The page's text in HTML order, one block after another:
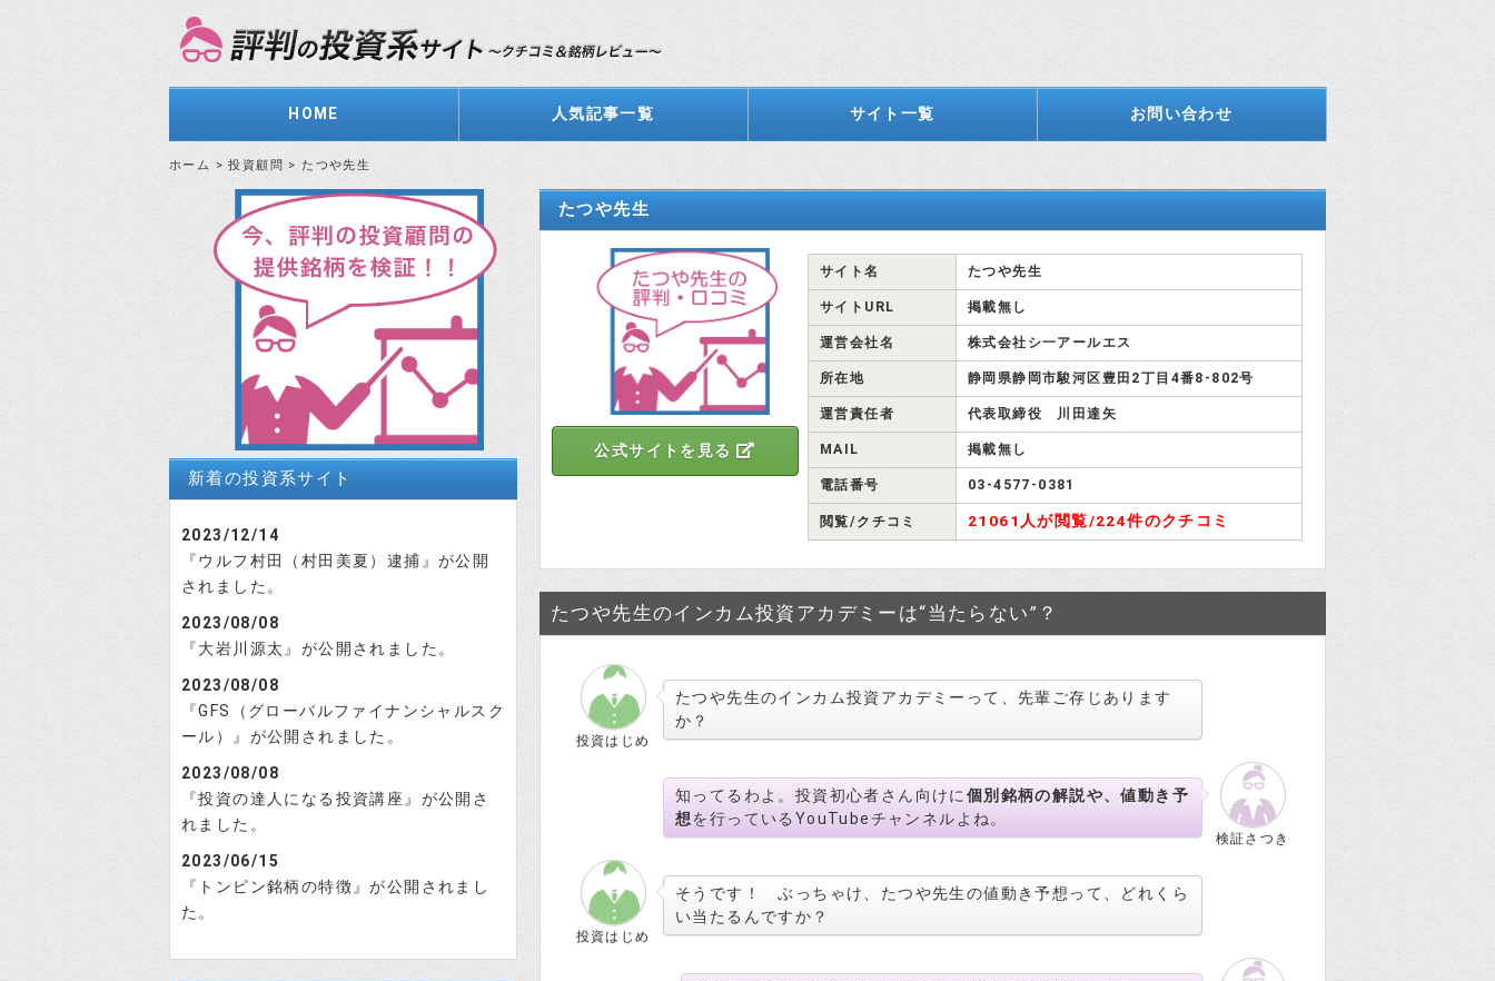
HOME 人気記事一覧 サイト一覧 お問い合わせ
ホーム >投資顧問 >たつや先生
たつや先生
公式サイトを見る
サイト名 たつや先生
サイトURL 掲載無し
運営会社名 株式会社シ一アールエス
所在地 静岡県静岡市駿河区豊田2丁目4番8-802号
運営責任者 代表取締役 川田達矢
MAIL 掲載無し
電話番号 03-4577-0381
閲覧/クチコミ 21061人が閲覧/224件のクチコミ
たつや先生のインカム投資アカデミーは“当たらない”？
投資はじめ
たつや先生のインカム投資アカデミーって、先輩ご存じあります
か？
検証さつき
知ってるわよ。投資初心者さん向けに 個別銘柄の解説や、値動き予
想を行っているYouTubeチャンネルよね。
投資はじめ
そうです！ ぶっちゃけ、たつや先生の値動き予想って、どれくら
い当たるんですか？
新着の投資系サイト
2023/12/14
『ウルフ村田（村田美夏）逮捕』が公開
されました。
2023/08/08
『大岩川源太』が公開されました。
2023/08/08
『GFS（グローバルファイナンシャルスク
ール）』が公開されました。
2023/08/08
『投資の達人になる投資講座』が公開さ
れました。
2023/06/15
『トンピン銘柄の特徴』が公開されまし
た。